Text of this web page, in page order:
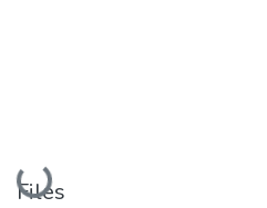
Loading...
Files